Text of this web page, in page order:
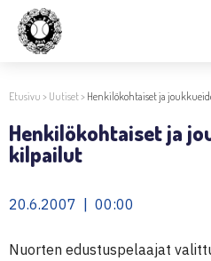
Etusivu > Uutiset> Henkilökohtaiset ja
Henkilökohtaiset ja
kilpailut
20.6.2007 | 00:00
Nuorten edustuspelaajat